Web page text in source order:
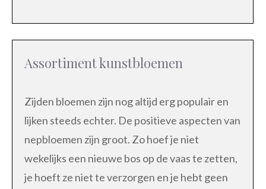
Assortiment kunstbloemen
Zijden bloemen zijn nog altijd erg populair en
lijken steeds echter. De positieve aspecten van
nepbloemen zijn groot. Zo hoef je niet
wekelijks een nieuwe bos op de vaas te zetten,
je hoeft ze niet te verzorgen en je hebt geen